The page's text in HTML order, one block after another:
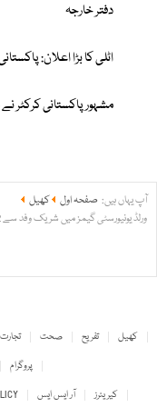
دفتر خارجہ
اٹلی کا بڑا اعلان: پاکستانی اسکلڈ
مشہور پاکستانی کرکٹر
آپ یہاں ہیں: صفحہ اول
کھیل
ورلڈ یونیورسٹی گیمز میں شریک وفد سے 2 پاکستانی ایتھلیٹس غائب
تجارت صحت تفریح
کھیل
پروگرام
آر ایس ایس
کیریئرز